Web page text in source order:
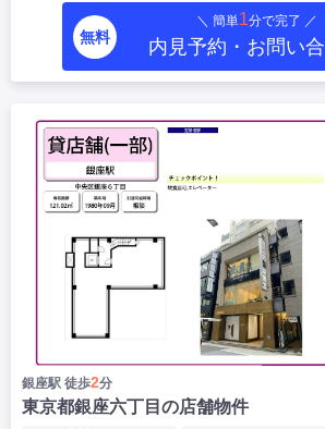
無料
＼ 簡単1分で完了 ／
内見予約・お問い
銀座駅 徒歩2分
東京都銀座六丁目の店舗物件